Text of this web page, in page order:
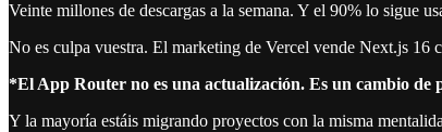
Veinte millones de descargas a la semana. Y el 90% lo sigue
No es culpa vuestra. El marketing de Vercel vende Next.js 16
*El App Router no es una actualización. Es un cambio de
Y la mayoría estáis migrando proyectos con la misma